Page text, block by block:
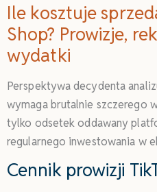
Ile kosztuje
Shop? Prowizje,
wydatki
Perspektywa decydenta
wymaga brutalnie szczerego
tylko odsetek oddawany
regularnego inwestowania w
Cennik prowizji